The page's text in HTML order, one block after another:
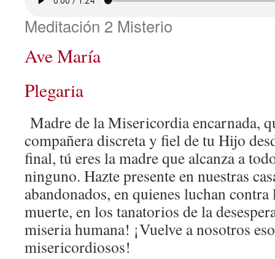
Meditación 2 Misterio
Ave María
Plegaria
Madre de la Misericordia encarnada,
compañera discreta y fiel de tu Hijo
final, tú eres la madre que alcanza a
ninguno. Hazte presente en nuestras
abandonados, en quienes luchan
muerte, en los tanatorios de la
miseria humana! ¡Vuelve a nosotros
misericordiosos!